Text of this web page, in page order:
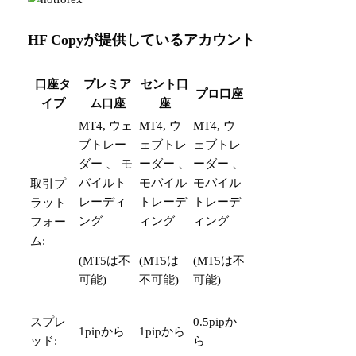
HF Copyが提供しているアカウント
口座タ
イプ
プレミア
ム口座
セント口
座
プロ口座
取引プ
ラット
フォー
ム:
MT4, ウェ
ブトレー
ダー 、 モ
バイルト
レーディ
ング
(MT5は不
可能)
MT4, ウ
ェブトレ
ーダー 、
モバイル
トレーデ
ィング
(MT5は
不可能)
MT4, ウ
ェブトレ
ーダー 、
モバイル
トレーデ
ィング
(MT5は不
可能)
スプレ
ッド:
1pipから 1pipから
0.5pipか
ら